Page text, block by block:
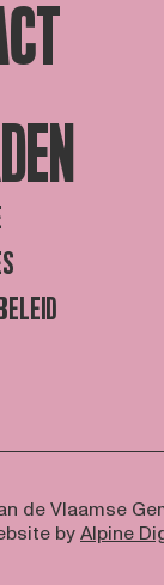
de Vlaamse
byAlpine